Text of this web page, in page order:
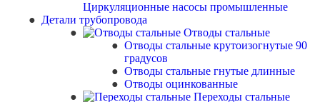
Циркуляционные насосы промышленные
Детали трубопровода
Отводы стальные
Отводы стальные крутоизогнутые 90
градусов
Отводы стальные гнутые длинные
Отводы оцинкованные
Переходы стальные